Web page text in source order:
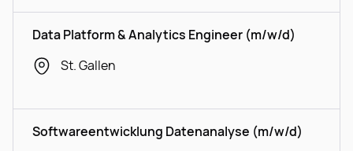
Data Platform & Analytics Engineer (m/w/d)
St. Gallen
Softwareentwicklung Datenanalyse (m/w/d)